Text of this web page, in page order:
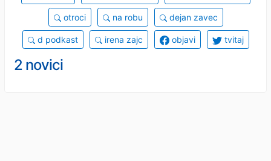
otroci na robu dejan zavec
d podkast irena zajc objavi tvitaj
2 novici